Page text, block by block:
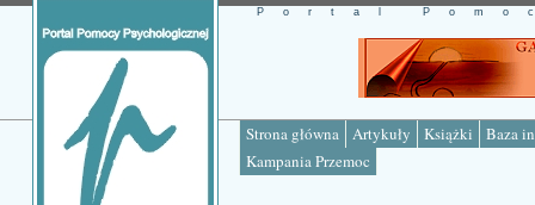
Strona główna Artykuły Książki
Baza
Kampania Przemoc
Portal